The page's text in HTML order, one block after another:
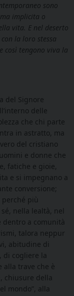
sono
implicita o
vita. E nel deserto
la loro stessa
così tengono viva la
del Signore
delle
che chi parte
in astratto, ma
del cristiano
e donne che
fatiche e gioie,
e si impegnano a
conversione;
più
nella lealtà, nel
a comunità
talora neppur
abitudine di
di cogliere la
alla trave che è
chiusure della
mondo”, alla